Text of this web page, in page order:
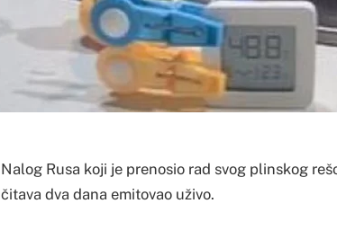
Nalog Rusa koji je prenosio rad svog plinskog
čitava dva dana emitovao uživo.